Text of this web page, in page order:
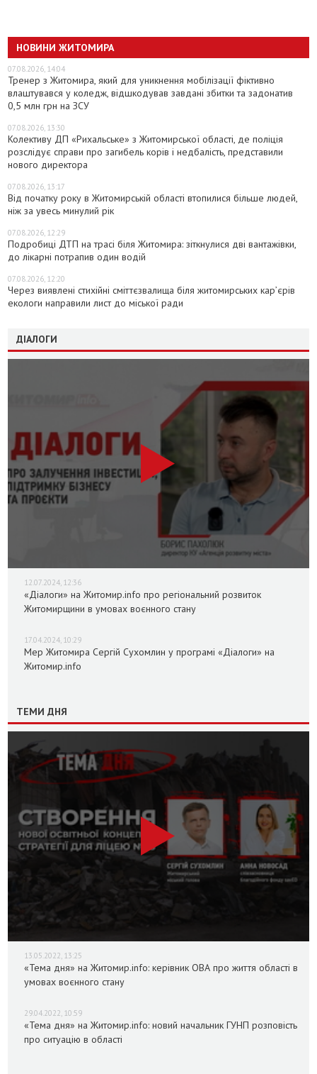
НОВИНИ ЖИТОМИРА
07.08.2026, 14:04
Тренер з Житомира, який для уникнення мобілізації фіктивно
влаштувався у коледж, відшкодував завдані збитки та задонатив
0,5 млн грн на ЗСУ
07.08.2026, 13:30
Колективу ДП «Рихальське» з Житомирської області, де поліція
розслідує справи про загибель корів і недбалість, представили
нового директора
07.08.2026, 13:17
Від початку року в Житомирській області втопилися більше людей,
ніж за увесь минулий рік
07.08.2026, 12:29
Подробиці ДТП на трасі біля Житомира: зіткнулися дві вантажівки,
до лікарні потрапив один водій
07.08.2026, 12:20
Через виявлені стихійні сміттєзвалища біля житомирських кар’єрів
екологи направили лист до міської ради
ДІАЛОГИ
12.07.2024, 12:36
«Діалоги» на Житомир.info про регіональний розвиток
Житомирщини в умовах воєнного стану
17.04.2024, 10:29
Мер Житомира Сергій Сухомлин у програмі «Діалоги» на
Житомир.info
ТЕМИ ДНЯ
13.05.2022, 13:25
«Тема дня» на Житомир.info: керівник ОВА про життя області в
умовах воєнного стану
29.04.2022, 10:59
«Тема дня» на Житомир.info: новий начальник ГУНП розповість
про ситуацію в області